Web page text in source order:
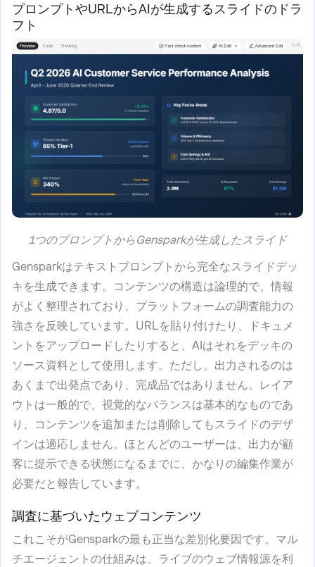
プロンプトやURLからAIが生成するスライドのドラ
フト
1つのプロンプトからGensparkが生成したスライド
Gensparkはテキストプロンプトから完全なスライドデッ
キを生成できます。コンテンツの構造は論理的で、情報
がよく整理されており、プラットフォームの調査能力の
強さを反映しています。URLを貼り付けたり、ドキュメ
ントをアップロードしたりすると、AIはそれをデッキの
ソース資料として使用します。ただし、出力されるのは
あくまで出発点であり、完成品ではありません。レイア
ウトは一般的で、視覚的なバランスは基本的なものであ
り、コンテンツを追加または削除してもスライドのデザ
インは適応しません。ほとんどのユーザーは、出力が顧
客に提示できる状態になるまでに、かなりの編集作業が
必要だと報告しています。
調査に基づいたウェブコンテンツ
これこそがGensparkの最も正当な差別化要因です。マル
チエージェントの仕組みは、ライブのウェブ情報源を利